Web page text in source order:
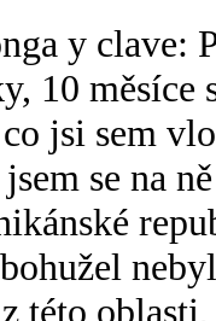
y clave:
10 měsíce
jsi sem
jsem se na
této